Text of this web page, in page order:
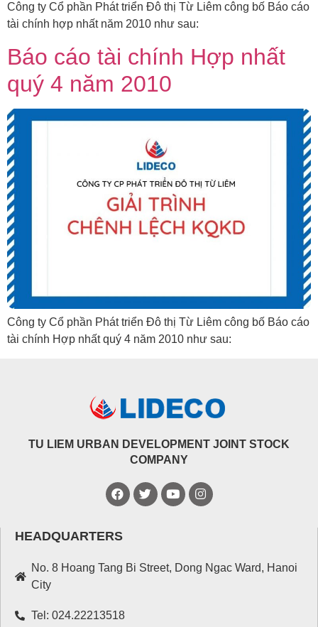
Công ty Cổ phần Phát triển Đô thị Từ Liêm công bố Báo cáo
tài chính hợp nhất năm 2010 như sau:
Báo cáo tài chính Hợp nhất
quý 4 năm 2010
Công ty Cổ phần Phát triển Đô thị Từ Liêm công bố Báo cáo
tài chính Hợp nhất quý 4 năm 2010 như sau:
TU LIEM URBAN DEVELOPMENT JOINT STOCK
COMPANY
HEADQUARTERS
No. 8 Hoang Tang Bi Street, Dong Ngac Ward, Hanoi
City
Tel: 024.22213518